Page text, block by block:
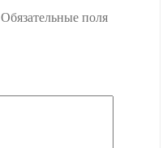
Обязательные поля